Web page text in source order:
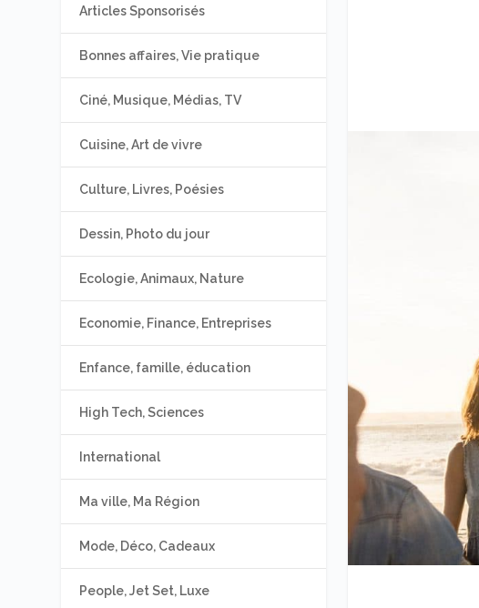
Articles Sponsorisés
Bonnes affaires, Vie pratique
Ciné, Musique, Médias, TV
Cuisine, Art de vivre
Culture, Livres, Poésies
Dessin, Photo du jour
Ecologie, Animaux, Nature
Economie, Finance, Entreprises
Enfance, famille, éducation
High Tech, Sciences
International
Ma ville, Ma Région
Mode, Déco, Cadeaux
People, Jet Set, Luxe